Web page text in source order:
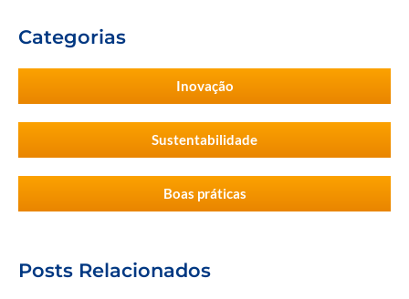
Categorias
Inovação
Sustentabilidade
Boas práticas
Posts Relacionados